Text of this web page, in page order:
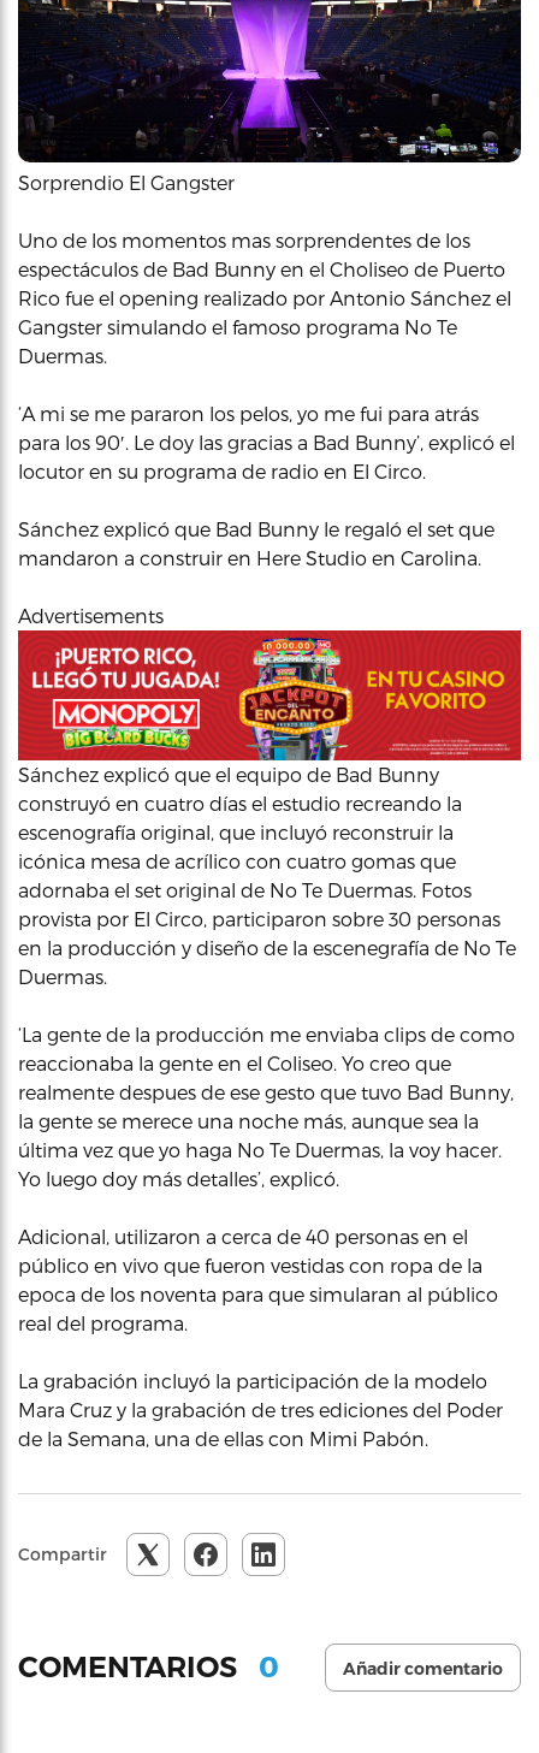
Sorprendio El Gangster
Uno de los momentos mas sorprendentes de los
espectáculos de Bad Bunny en el Choliseo de Puerto
Rico fue el opening realizado por Antonio Sánchez el
Gangster simulando el famoso programa No Te
Duermas.
‘A mi se me pararon los pelos, yo me fui para atrás
para los 90′. Le doy las gracias a Bad Bunny’, explicó el
locutor en su programa de radio en El Circo.
Sánchez explicó que Bad Bunny le regaló el set que
mandaron a construir en Here Studio en Carolina.
Advertisements
Sánchez explicó que el equipo de Bad Bunny
construyó en cuatro días el estudio recreando la
escenografía original, que incluyó reconstruir la
icónica mesa de acrílico con cuatro gomas que
adornaba el set original de No Te Duermas. Fotos
provista por El Circo, participaron sobre 30 personas
en la producción y diseño de la escenegrafía de No Te
Duermas.
‘La gente de la producción me enviaba clips de como
reaccionaba la gente en el Coliseo. Yo creo que
realmente despues de ese gesto que tuvo Bad Bunny,
la gente se merece una noche más, aunque sea la
última vez que yo haga No Te Duermas, la voy hacer.
Yo luego doy más detalles’, explicó.
Adicional, utilizaron a cerca de 40 personas en el
público en vivo que fueron vestidas con ropa de la
epoca de los noventa para que simularan al público
real del programa.
La grabación incluyó la participación de la modelo
Mara Cruz y la grabación de tres ediciones del Poder
de la Semana, una de ellas con Mimi Pabón.
Compartir
COMENTARIOS 0 Añadir comentario